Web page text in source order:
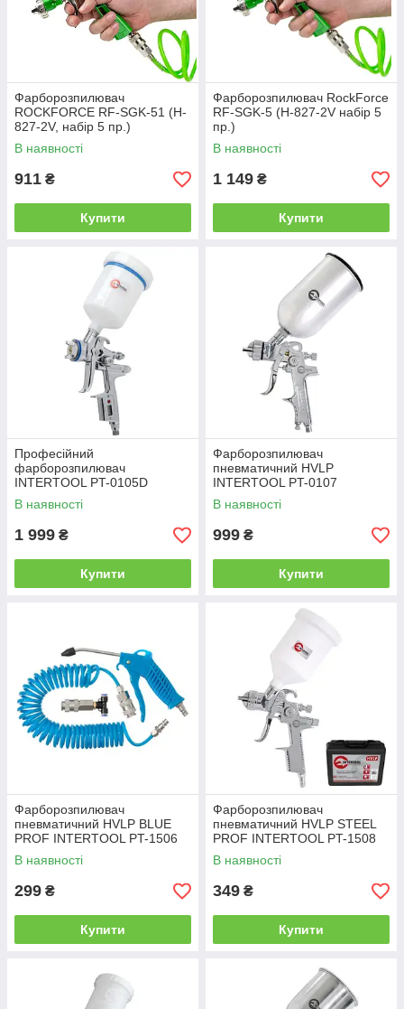
Фарборозпилювач
ROCKFORCE RF-SGK-51 (H-
827-2V, набір 5 пр.)
В наявності
911 ₴
Купити
Фарборозпилювач RockForce
RF-SGK-5 (H-827-2V набір 5
пр.)
В наявності
1 149 ₴
Купити
Професійний
фарборозпилювач
INTERTOOL PT-0105D
В наявності
1 999 ₴
Купити
Фарборозпилювач
пневматичний HVLP
INTERTOOL PT-0107
В наявності
999 ₴
Купити
Фарборозпилювач
пневматичний HVLP BLUE
PROF INTERTOOL PT-1506
В наявності
299 ₴
Купити
Фарборозпилювач
пневматичний HVLP STEEL
PROF INTERTOOL PT-1508
В наявності
349 ₴
Купити